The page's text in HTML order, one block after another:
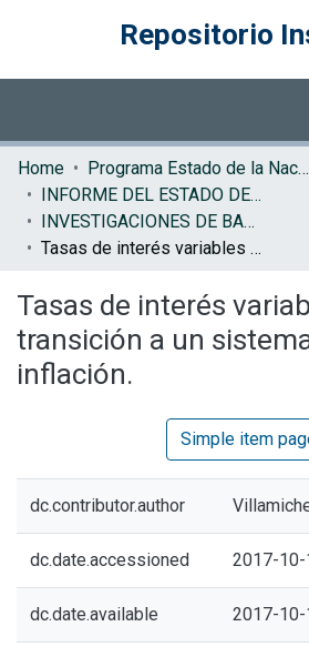
Repositorio
Communities & Collections
Browse DSpace
Statistics
Home
Programa Estado de la Nación (PEN)
INFORME DEL ESTADO DE LA NACION
INVESTIGACIONES DE BASE EN
Tasas de interés variables y la transición a un sistema de metas de inflación.
Tasas de interés
transición a un
inflación.
Simple item
dc.contributor.author
dc.date.accessioned 2017-10-
dc.date.available 2017-10-